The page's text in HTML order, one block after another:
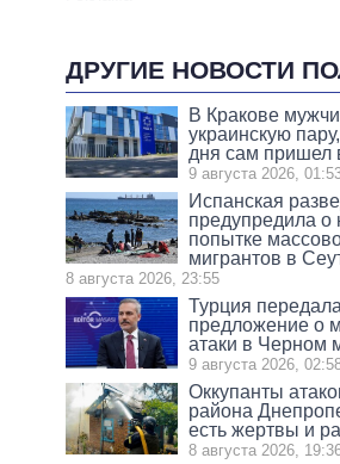
ДРУГИЕ НОВОСТИ
В Кракове
украинскую
дня сам пришел
9 августа 2026,
Испанская
предупредила о
попытке
мигрантов в
8 августа 2026, 23:55
Турция
предложение о
атаки в Черном
9 августа 2026,
Оккупанты
района
есть жертвы и
8 августа 2026,